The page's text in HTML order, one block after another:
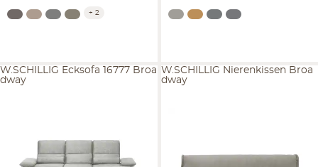
+ 2
W.SCHILLIG Ecksofa 16777 Broa
dway
W.SCHILLIG Nierenkissen Broa
dway